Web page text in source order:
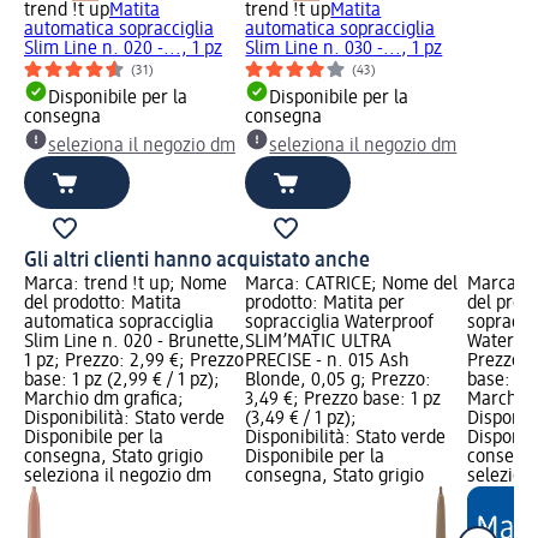
trend !t upMatita
automatica sopracciglia
Slim Line n. 020 -..., 1 pz
(31)
Disponibile per la
consegna
seleziona il negozio dm
trend !t upMatita
automatica sopracciglia
Slim Line n. 030 -..., 1 pz
(43)
Disponibile per la
consegna
seleziona il negozio dm
Gli altri clienti hanno acquistato anche
Marca: trend !t up; Nome
del prodotto: Matita
automatica sopracciglia
Slim Line n. 020 - Brunette,
1 pz; Prezzo: 2,99 €; Prezzo
base: 1 pz (2,99 € / 1 pz);
Marchio dm grafica;
Disponibilità: Stato verde
Disponibile per la
consegna, Stato grigio
seleziona il negozio dm
Marca: CATRICE; Nome del
prodotto: Matita per
sopracciglia Waterproof
SLIM’MATIC ULTRA
PRECISE - n. 015 Ash
Blonde, 0,05 g; Prezzo:
3,49 €; Prezzo base: 1 pz
(3,49 € / 1 pz);
Disponibilità: Stato verde
Disponibile per la
consegna, Stato grigio
Marca:
del
Prezzo:
base: 1
Marchio